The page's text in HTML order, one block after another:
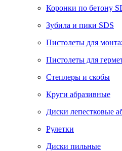
Коронки по бетону
Зубила и пики SDS
Пистолеты для
Пистолеты для
Степлеры и скобы
Круги абразивные
Диски лепестковые
Рулетки
Диски пильные